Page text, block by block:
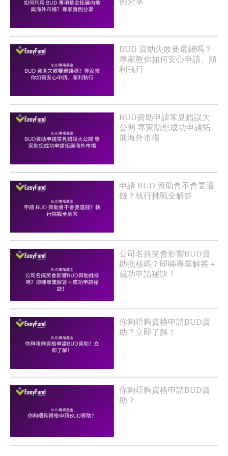
BUD 資助失敗要還錢嗎？
專家教你如何安心申請、順
利執行
BUD資助申請常見錯誤大
公開 專家助您成功申請拓
展海外市場
申請 BUD 資助會不會要還
錢？執行挑戰全解答
公司名搞笑會影響BUD資
助批核嗎？即睇專業解答＋
成功申請秘訣！
你夠唔夠資格申請BUD資
助？立即了解！
你夠唔夠資格申請BUD資
助？